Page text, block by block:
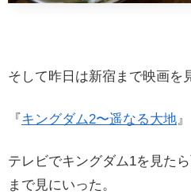
そして昨日は新宿まで映画を
『キングダム2〜遥なる大地 』
テレビでキングダム1を見た
まで見にいった。